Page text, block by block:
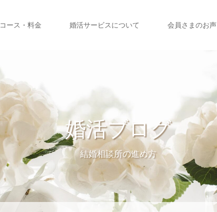
コース・料金 婚活サービスについて 会員さまのお声
婚活ブログ
結婚相談所の進め方